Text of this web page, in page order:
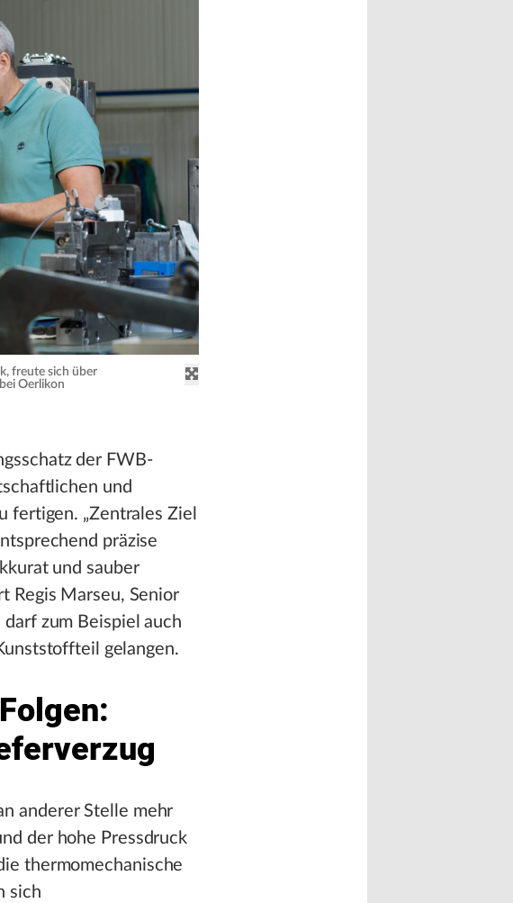
freute sich über
Oerlikon
der FWB-
und
fertigen. „Zentrales Ziel
präzise
und sauber
Regis Marseu, Senior
zum Beispiel auch
gelangen.
anderer Stelle mehr
der hohe Pressdruck
thermomechanische
sich